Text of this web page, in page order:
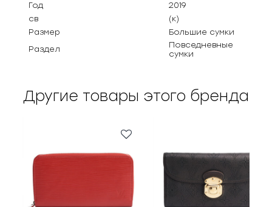
Год
2019
св
(к)
Размер
Большие сумки
Раздел
Повседневные
сумки
Другие товары этого бренда